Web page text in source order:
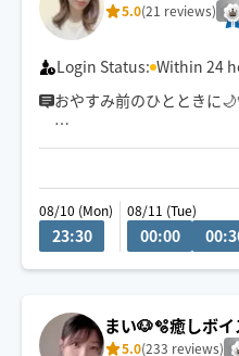
5.0(21 reviews)
Login Status: Within 24
おやすみ前のひとときに
ゆったりとした心地よい
オイル・もみほぐし・ヘ
せ、お身体に合わせたオー
08/10 (Mon)
23:30
08/11 (Tue)
00:00
まい🐶🫧癒しボ
5.0(233 reviews)